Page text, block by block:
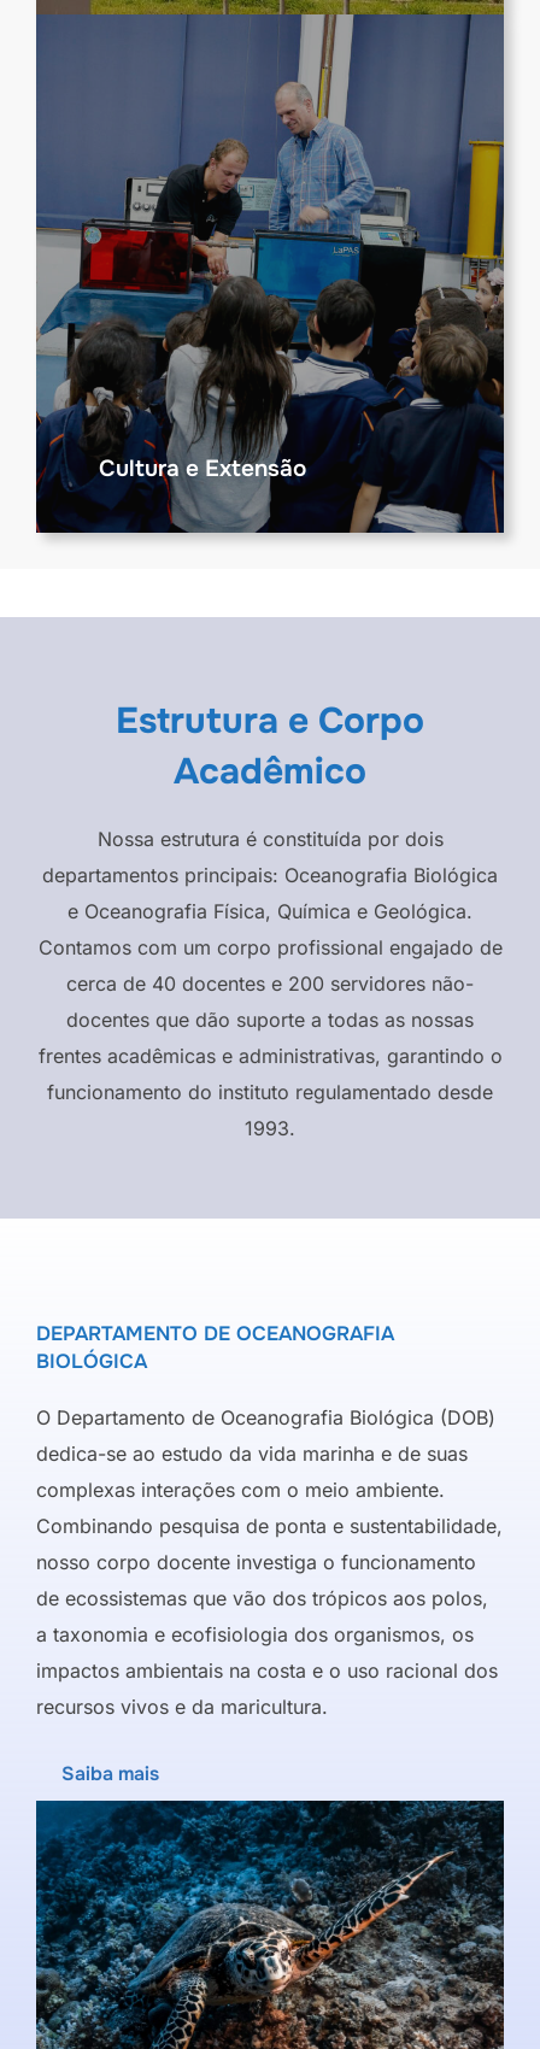
Cultura e Extensão
Estrutura e Corpo
Acadêmico
Nossa estrutura é constituída por dois
departamentos principais: Oceanografia Biológica
e Oceanografia Física, Química e Geológica.
Contamos com um corpo profissional engajado de
cerca de 40 docentes e 200 servidores não-
docentes que dão suporte a todas as nossas
frentes acadêmicas e administrativas, garantindo o
funcionamento do instituto regulamentado desde
1993.
DEPARTAMENTO DE OCEANOGRAFIA
BIOLÓGICA
O Departamento de Oceanografia Biológica (DOB)
dedica-se ao estudo da vida marinha e de suas
complexas interações com o meio ambiente.
Combinando pesquisa de ponta e sustentabilidade,
nosso corpo docente investiga o funcionamento
de ecossistemas que vão dos trópicos aos polos,
a taxonomia e ecofisiologia dos organismos, os
impactos ambientais na costa e o uso racional dos
recursos vivos e da maricultura.
Saiba mais